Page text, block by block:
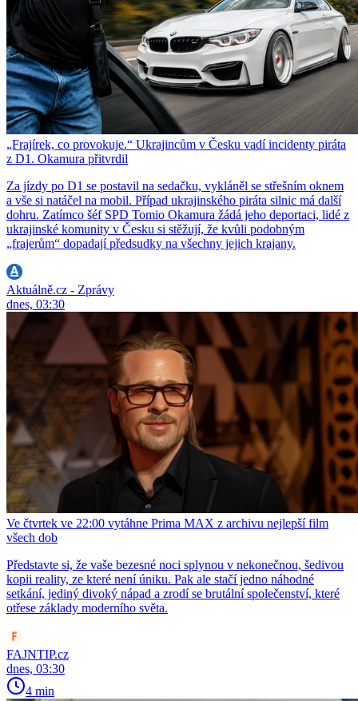
„Frajírek, co provokuje.“ Ukrajincům v Česku vadí incidenty piráta
z D1. Okamura přitvrdil
Za jízdy po D1 se postavil na sedačku, vykláněl se střešním oknem
a vše si natáčel na mobil. Případ ukrajinského piráta silnic má další
dohru. Zatímco šéf SPD Tomio Okamura žádá jeho deportaci, lidé z
ukrajinské komunity v Česku si stěžují, že kvůli podobným
„frajerům“ dopadají předsudky na všechny jejich krajany.
Aktuálně.cz - Zprávy
dnes, 03:30
Ve čtvrtek ve 22:00 vytáhne Prima MAX z archivu nejlepší film
všech dob
Představte si, že vaše bezesné noci splynou v nekonečnou, šedivou
kopii reality, ze které není úniku. Pak ale stačí jedno náhodné
setkání, jediný divoký nápad a zrodí se brutální společenství, které
otřese základy moderního světa.
FAJNTIP.cz
dnes, 03:30
4 min